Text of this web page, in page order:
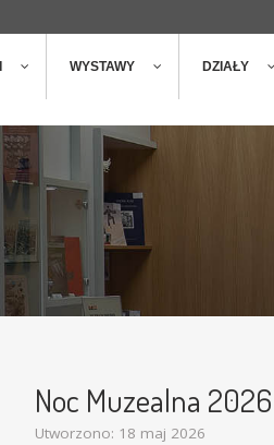
WYSTAWY DZIAŁY
Noc Muzealna
Utworzono: 18 maj 2026